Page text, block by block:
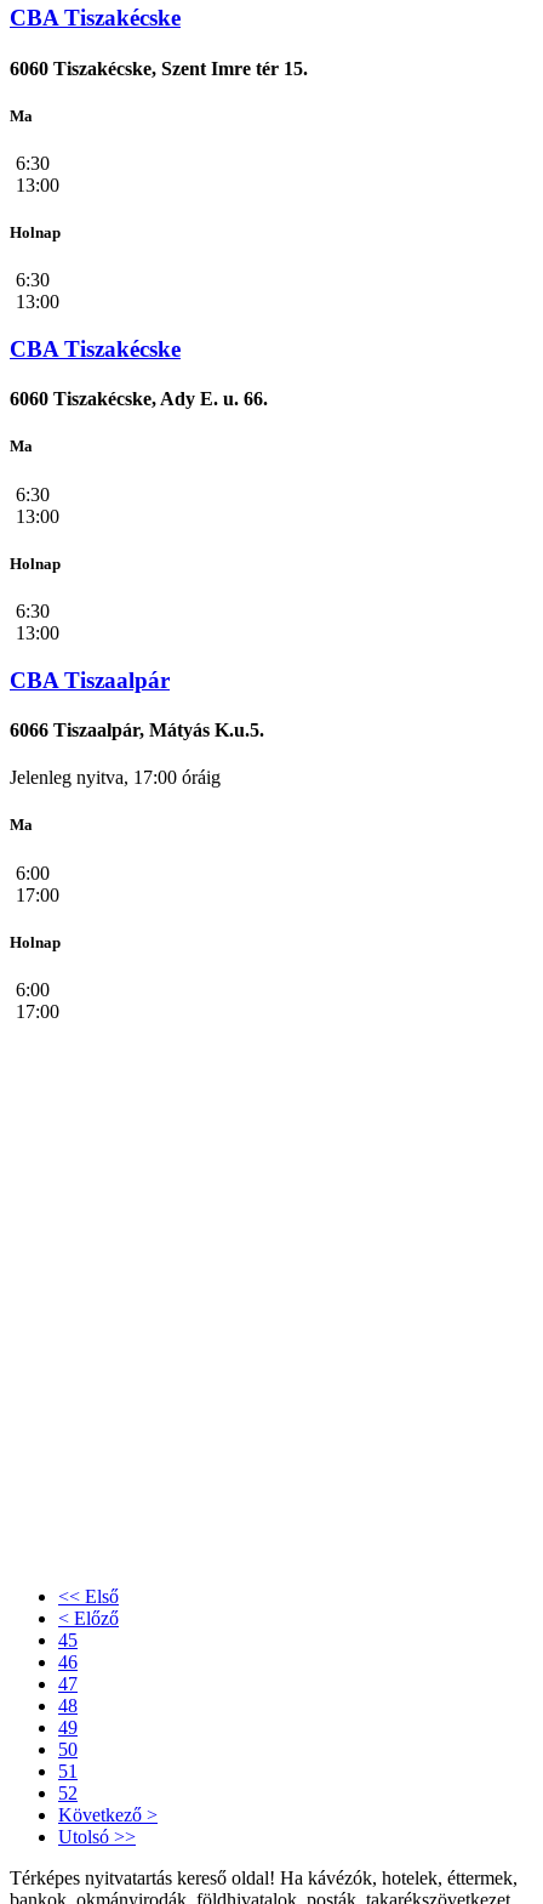
CBA Tiszakécske
6060 Tiszakécske, Szent Imre tér 15.
Ma
6:30
13:00
Holnap
6:30
13:00
CBA Tiszakécske
6060 Tiszakécske, Ady E. u. 66.
Ma
6:30
13:00
Holnap
6:30
13:00
CBA Tiszaalpár
6066 Tiszaalpár, Mátyás K.u.5.
Jelenleg nyitva, 17:00 óráig
Ma
6:00
17:00
Holnap
6:00
17:00
<< Első
< Előző
45
46
47
48
49
50
51
52
Következő >
Utolsó >>
Térképes nyitvatartás kereső oldal! Ha kávézók, hotelek, éttermek,
bankok, okmányirodák, földhivatalok, posták, takarékszövetkezet,